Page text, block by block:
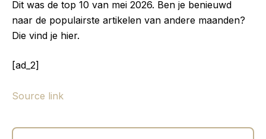
Dit was de top 10 van mei 2026. Ben je benieuwd
naar de populairste artikelen van andere maanden?
Die vind je hier.
[ad_2]
Source link